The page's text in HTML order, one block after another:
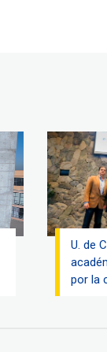
U. de
por la